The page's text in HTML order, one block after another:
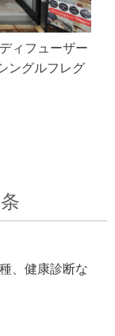
ィフューザー
ングルフレグ
、健康診断な